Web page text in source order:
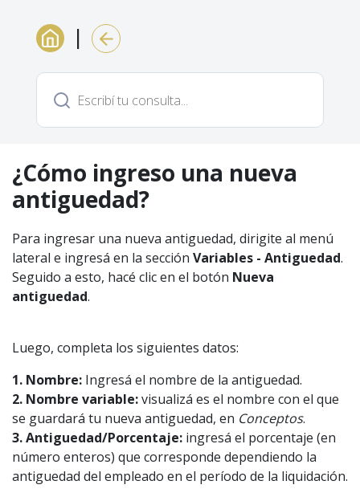
|
¿Cómo ingreso una nueva
antiguedad?
Para ingresar una nueva antiguedad, dirigite al menú
lateral e ingresá en la sección Variables - Antiguedad.
Seguido a esto, hacé clic en el botón Nueva
antiguedad.
Luego, completa los siguientes datos:
1. Nombre: Ingresá el nombre de la antiguedad.
2. Nombre variable:visualizá es el nombre con el que
se guardará tu nueva antiguedad, en Conceptos.
3. Antiguedad/Porcentaje: ingresá el porcentaje (en
número enteros) que corresponde dependiendo la
antiguedad del empleado en el período de la liquidación.